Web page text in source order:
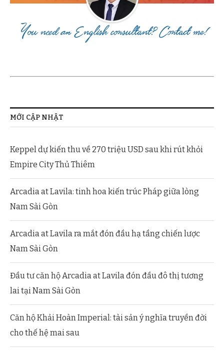
MỚI CẬP NHẬT
Keppel dự kiến thu về 270 triệu USD sau khi rút khỏi
Empire City Thủ Thiêm
Arcadia at Lavila: tinh hoa kiến trúc Pháp giữa lòng
Nam Sài Gòn
Arcadia at Lavila ra mắt đón đầu hạ tầng chiến lược
Nam Sài Gòn
Đầu tư căn hộ Arcadia at Lavila đón đầu đô thị tương
lai tại Nam Sài Gòn
Căn hộ Khải Hoàn Imperial: tài sản ý nghĩa truyền đời
cho thế hệ mai sau